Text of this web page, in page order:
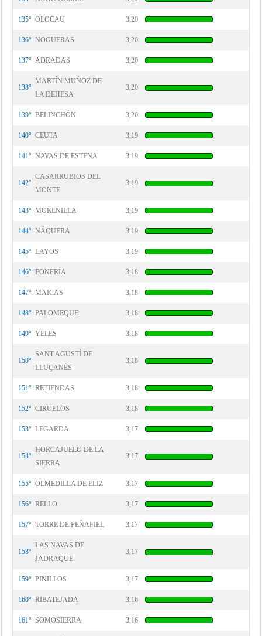
135° OLOCAU 3,20
136° NOGUERAS 3,20
137° ADRADAS 3,20
138°
MARTÍN MUÑOZ DE
LA DEHESA
3,20
139° BELINCHÓN 3,20
140° CEUTA 3,19
141° NAVAS DE ESTENA 3,19
142°
CASARRUBIOS DEL
MONTE
3,19
143° MORENILLA 3,19
144° NÁQUERA 3,19
145° LAYOS 3,19
146° FONFRÍA 3,18
147° MAICAS 3,18
148° PALOMEQUE 3,18
149° YELES 3,18
150°
SANT AGUSTÍ DE
LLUÇANÈS
3,18
151° RETIENDAS 3,18
152° CIRUELOS 3,18
153° LEGARDA 3,17
154°
HORCAJUELO DE LA
SIERRA
3,17
155° OLMEDILLA DE ELIZ 3,17
156° RELLO 3,17
157° TORRE DE PEÑAFIEL 3,17
158°
LAS NAVAS DE
JADRAQUE
3,17
159° PINILLOS 3,17
160° RIBATEJADA 3,16
161° SOMOSIERRA 3,16